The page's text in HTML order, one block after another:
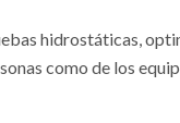
hidrostáticas,
como de los